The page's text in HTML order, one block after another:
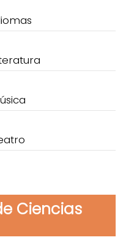
Ciencias